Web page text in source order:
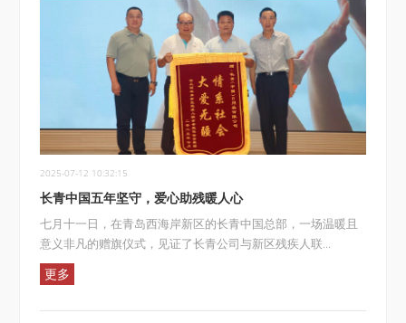
2025-07-12 10:32:15
长青中国五年坚守，爱心助残暖人心
七月十一日，在青岛西海岸新区的长青中国总部，一场温暖且
意义非凡的赠旗仪式，见证了长青公司与新区残疾人联...
更多